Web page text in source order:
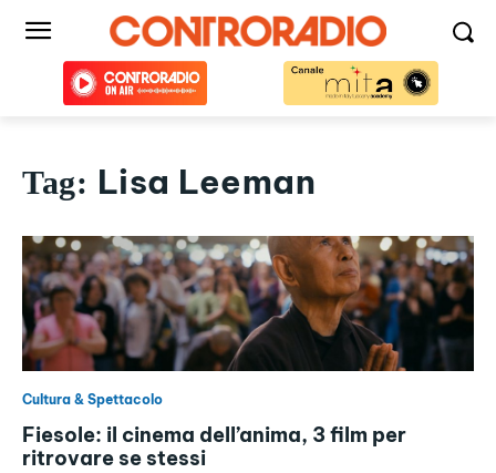
Tag: Lisa Leeman
Cultura & Spettacolo
Fiesole: il cinema dell’anima, 3 film per
ritrovare se stessi